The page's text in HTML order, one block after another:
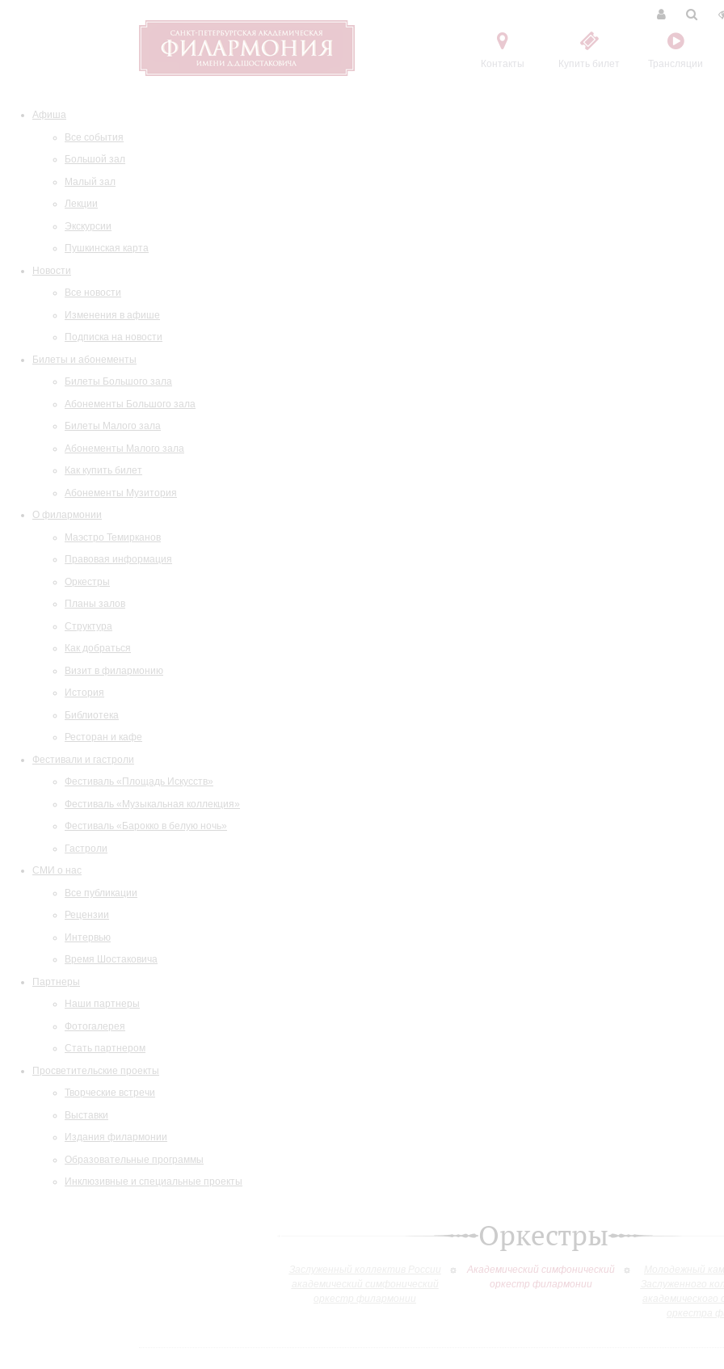
Контакты Купить билет Трансляции
Афиша
Все события
Большой зал
Малый зал
Лекции
Экскурсии
Пушкинская карта
Новости
Все новости
Изменения в афише
Подписка на новости
Билеты и абонементы
Билеты Большого зала
Абонементы Большого зала
Билеты Малого зала
Абонементы Малого зала
Как купить билет
Абонементы Музитория
О филармонии
Маэстро Темирканов
Правовая информация
Оркестры
Планы залов
Структура
Как добраться
Визит в филармонию
История
Библиотека
Ресторан и кафе
Фестивали и гастроли
Фестиваль «Площадь Искусств»
Фестиваль «Музыкальная коллекция»
Фестиваль «Барокко в белую ночь»
Гастроли
СМИ о нас
Все публикации
Рецензии
Интервью
Время Шостаковича
Партнеры
Наши партнеры
Фотогалерея
Стать партнером
Просветительские проекты
Творческие встречи
Выставки
Издания филармонии
Образовательные программы
Инклюзивные и специальные проекты
Оркестры
Академический симфонический
оркестр филармонии